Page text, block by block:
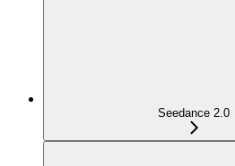
Seedance 2.0